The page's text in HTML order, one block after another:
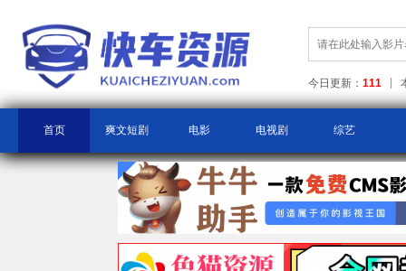
今日更新： 111
首页 爽文短剧 电影 电视剧 综艺